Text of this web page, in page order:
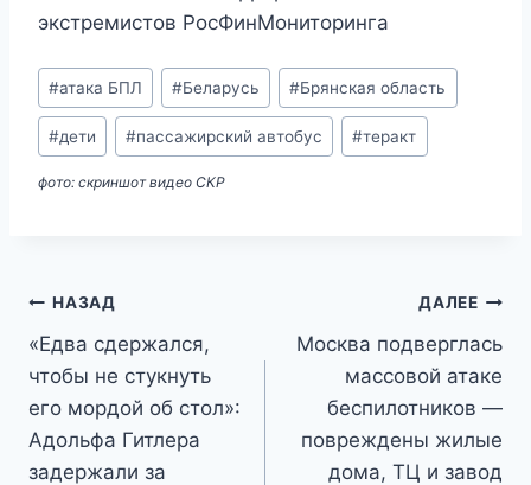
экстремистов РосФинМониторинга
Метки
записи:
#атака БПЛ #Беларусь #Брянская область
#дети #пассажирский автобус #теракт
фото: скриншот видео СКР
Навигация
по
записям
НАЗАД
«Едва сдержался,
чтобы не стукнуть
его мордой об стол»:
Адольфа Гитлера
задержали за
ДАЛЕЕ
Москва подверглась
массовой атаке
беспилотников —
повреждены жилые
дома, ТЦ и завод